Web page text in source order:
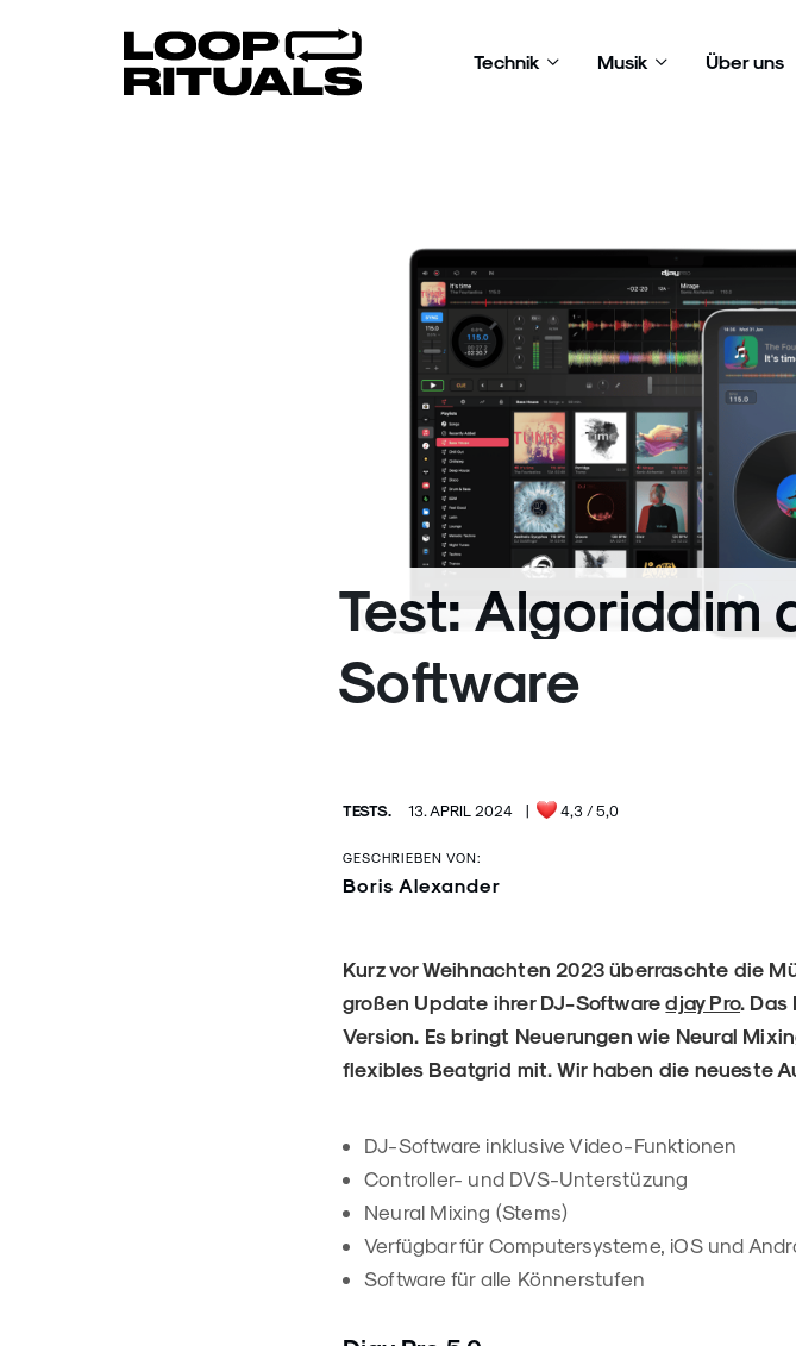
Technik Musik Über uns
Test: Algoriddim
Software
TESTS. 13. APRIL 2024 | 4,3 / 5,0
GESCHRIEBEN VON:
Boris Alexander
Kurz vor Weihnachten 2023 überraschte die
großen Update ihrer DJ-Softwaredjay Pro. Das
Version. Es bringt Neuerungen wie Neural
flexibles Beatgrid mit. Wir haben die neueste
DJ-Software inklusive Video-Funktionen
Controller- und DVS-Unterstüzung
Neural Mixing (Stems)
Verfügbar für Computersysteme, iOS und
Software für alle Könnerstufen